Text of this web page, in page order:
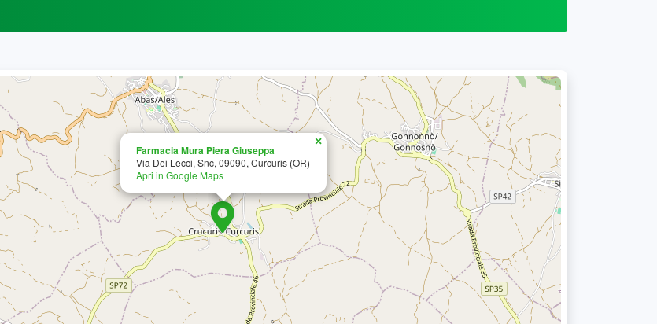
Farmacia Mura Piera Giuseppa
Via Dei Lecci, Snc, 09090, Curcuris (OR)
Apri in Google Maps
×